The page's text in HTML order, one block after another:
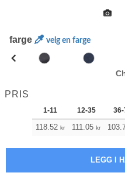
farge velg en farge
PRIS
1-11 12-35 36-
118.52 kr 111.05 kr